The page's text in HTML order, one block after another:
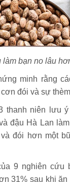
làm bạn no lâu
minh rằng
đói và sự
thanh niên lưu
đậu Hà Lan
đói hơn một
9 nghiên cứu
31% sau khi ăn